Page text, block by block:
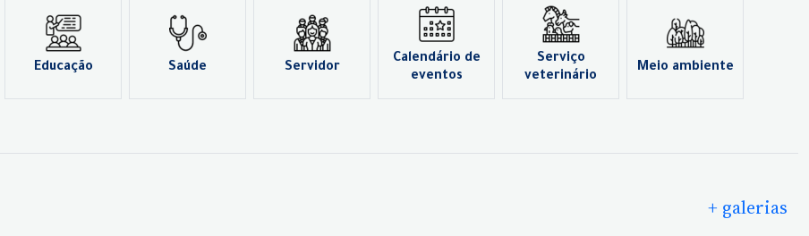
Educação Saúde Servidor
Calendário de
eventos
Serviço
veterinário
Meio ambiente
+ galerias